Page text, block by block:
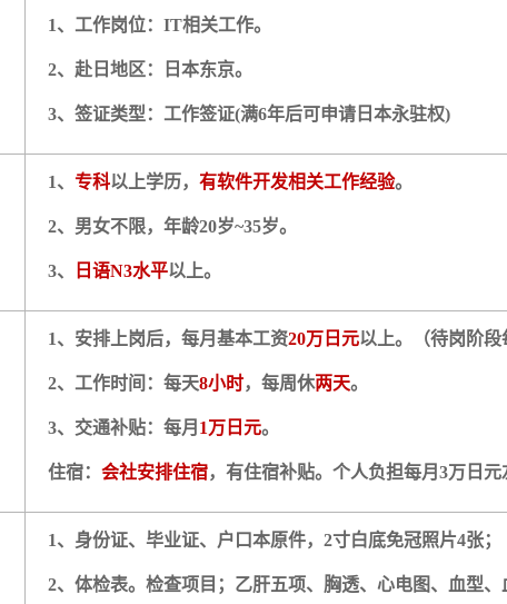
1、工作岗位：IT相关工作。
2、赴日地区：日本东京。
3、签证类型：工作签证(满6年后可申请日本永驻权)
1、 专科以上学历， 有软件开发相关工作经验。
2、男女不限，年龄20岁~35岁。
3、 日语N3水平以上。
1、安排上岗后，每月基本工资20万日元以上。（待岗阶段
2、工作时间：每天8小时，每周休两天。
3、交通补贴：每月 1万日元。
住宿： 会社安排住宿，有住宿补贴。个人负担每月3万日元
1、身份证、毕业证、户口本原件，2寸白底免冠照片4张；
2、体检表。检查项目；乙肝五项、胸透、心电图、血型、